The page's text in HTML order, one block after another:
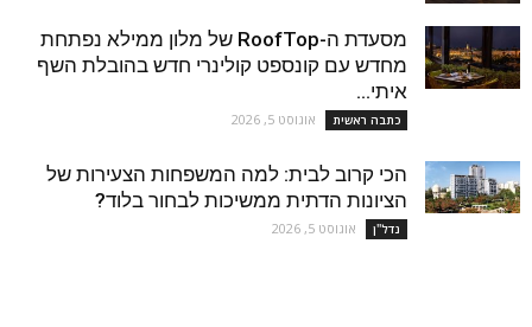
מסעדת ה-RoofTop של מלון ממילא נפתחת
מחדש עם קונספט קולינרי חדש בהובלת השף
איתי...
כתבה ראשית אוגוסט 5, 2026
הכי קרוב לבית: למה המשפחות הצעירות של
הציונות הדתית ממשיכות לבחור בלוד?
נדל''ן אוגוסט 5, 2026